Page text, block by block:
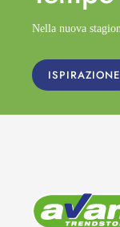
Nella nuova
ISPIRAZIONE